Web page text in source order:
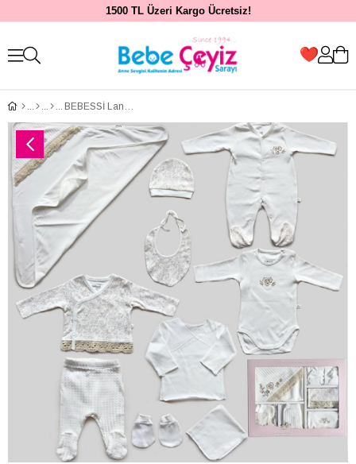
1500 TL Üzeri Kargo Ücretsiz!
BEBESSİ Lane 10'lu Hastane Çıkışı ( Ekru )